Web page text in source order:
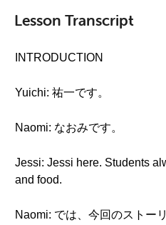
Lesson Transcript
INTRODUCTION
Yuichi: 祐一です。
Naomi: なおみです。
Jessi: Jessi here. Students
and food.
Naomi: では、今回のストー